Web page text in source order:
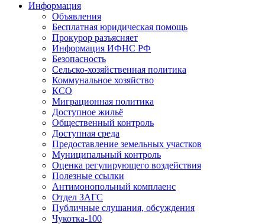
Информация
Объявления
Бесплатная юридическая помощь
Прокурор разъясняет
Информация ИФНС РФ
Безопасность
Сельско-хозяйственная политика
Коммунальное хозяйство
КСО
Миграционная политика
Доступное жильё
Общественный контроль
Доступная среда
Предоставление земельных участков
Муниципальный контроль
Оценка регулирующего воздействия
Полезные ссылки
Антимонопольный комплаенс
Отдел ЗАГС
Публичные слушания, обсуждения
Чукотка-100